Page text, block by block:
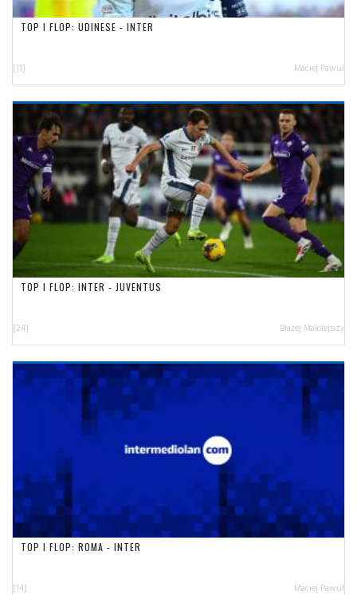
TOP I FLOP: UDINESE - INTER
[11] Maciej Pawul
TOP I FLOP: INTER - JUVENTUS
[24] Błażej Małolepszy
TOP I FLOP: ROMA - INTER
[14] Maciej Pawul